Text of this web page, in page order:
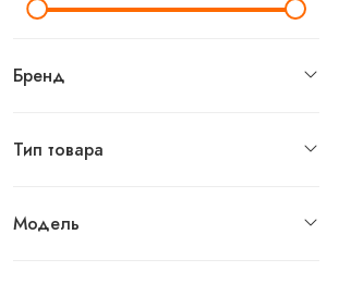
Бренд
Тип товара
Модель